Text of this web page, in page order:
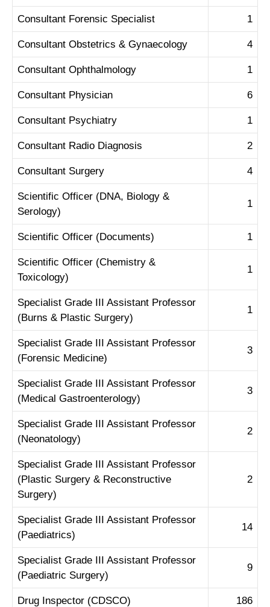
Consultant Forensic Specialist 1
Consultant Obstetrics & Gynaecology 4
Consultant Ophthalmology 1
Consultant Physician 6
Consultant Psychiatry 1
Consultant Radio Diagnosis 2
Consultant Surgery 4
Scientific Officer (DNA, Biology &
Serology)
1
Scientific Officer (Documents) 1
Scientific Officer (Chemistry &
Toxicology)
1
Specialist Grade III Assistant Professor
(Burns & Plastic Surgery)
1
Specialist Grade III Assistant Professor
(Forensic Medicine)
3
Specialist Grade III Assistant Professor
(Medical Gastroenterology)
3
Specialist Grade III Assistant Professor
(Neonatology)
2
Specialist Grade III Assistant Professor
(Plastic Surgery & Reconstructive
Surgery)
2
Specialist Grade III Assistant Professor
(Paediatrics)
14
Specialist Grade III Assistant Professor
(Paediatric Surgery)
9
Drug Inspector (CDSCO) 186